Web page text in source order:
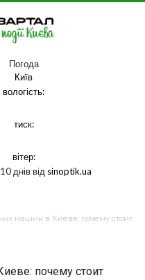
Погода
Київ
вологість:
тиск:
вітер:
днів від sinoptik.ua
машин в Киеве: почему стоит
почему стоит